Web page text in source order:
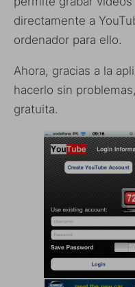
directamente a
ordenador para ello.
Ahora, gracias a la
hacerlo sin
gratuita.